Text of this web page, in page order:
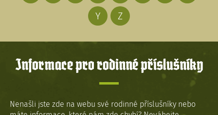
Y
Z
Informace pro rodinné příslušníky
Nenašli jste zde na webu své rodinné příslušníky nebo